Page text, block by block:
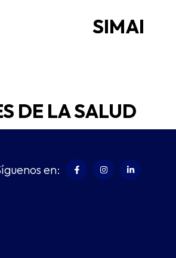
SIMAI
DE LA SALUD
en: